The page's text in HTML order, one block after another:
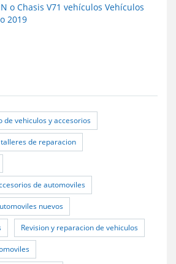
o Chasis V71 vehículos Vehículos
2019
de vehiculos y accesorios
de reparacion
de automoviles
nuevos
Revision y reparacion de vehiculos